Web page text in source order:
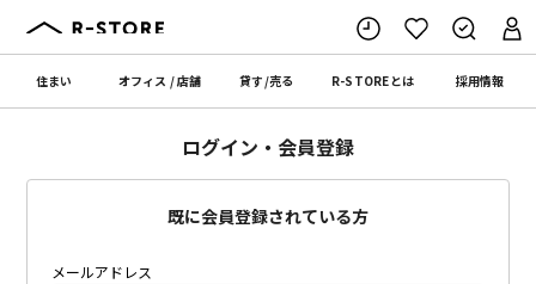
住まい オフィス /店舗 貸す/売る R-STOREとは 採用情報
ログイン・会員登録
既に会員登録されている方
メールアドレス